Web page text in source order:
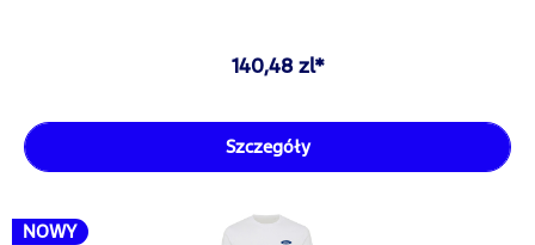
140,48 zl*
Szczegóły
NOWY